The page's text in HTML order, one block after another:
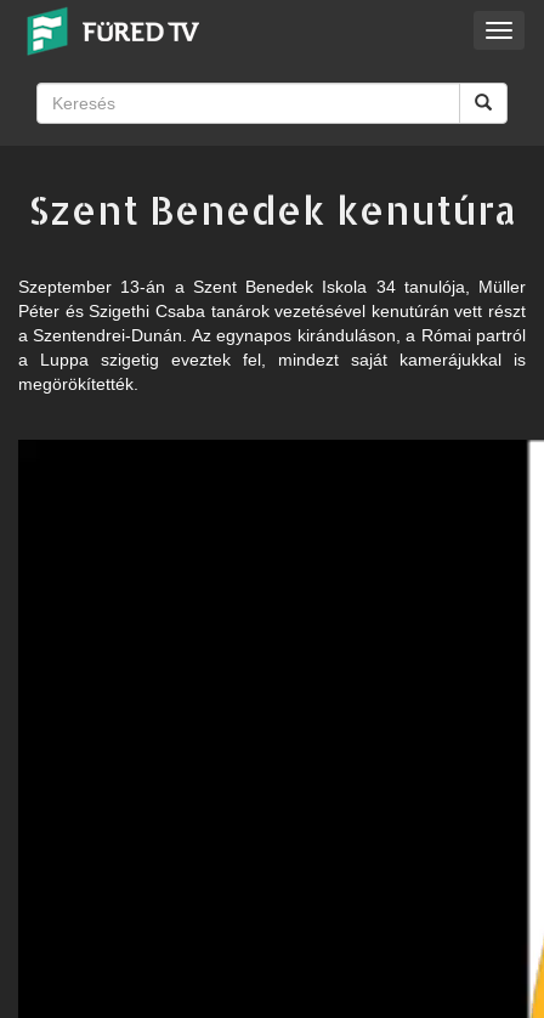
Szent Benedek kenutúra
Szeptember 13-án a Szent Benedek Iskola 34 tanulója, Müller
Péter és Szigethi Csaba tanárok vezetésével kenutúrán vett részt
a Szentendrei-Dunán. Az egynapos kiránduláson, a Római partról
a Luppa szigetig eveztek fel, mindezt saját kamerájukkal is
megörökítették.